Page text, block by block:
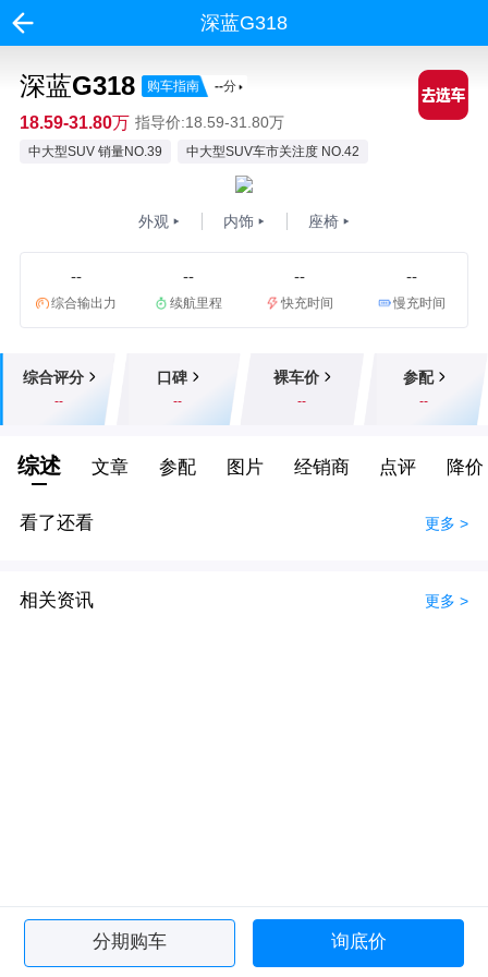
深蓝G318
深蓝G318 购车指南 --分
18.59-31.80万 指导价:18.59-31.80万
中大型SUV 销量NO.39 中大型SUV车市关注度 NO.42
外观 内饰 座椅
--
综合输出力
--
续航里程
--
快充时间
--
慢充时间
综合评分
--
口碑
--
裸车价
--
参配
--
综述 文章 参配 图片 经销商 点评 降价
看了还看 更多 >
相关资讯 更多 >
分期购车 询底价